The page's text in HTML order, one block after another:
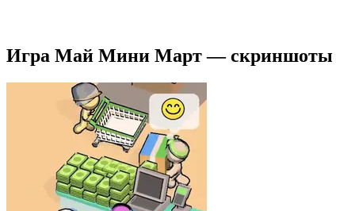
Игра Май Мини Март — скриншоты